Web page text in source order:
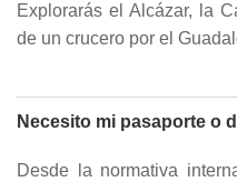
Explorarás el Alcázar, la
de un crucero por el
Necesito mi pasaporte o
Desde la normativa